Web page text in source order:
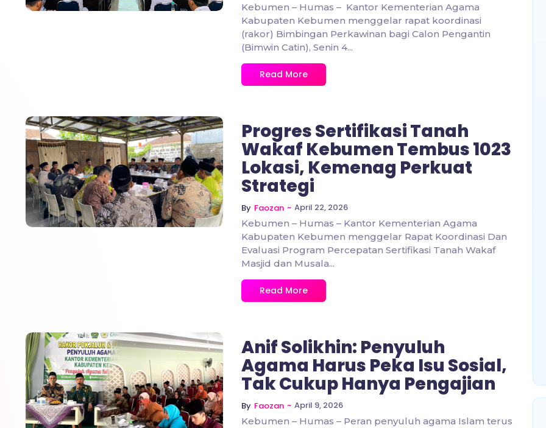
Kebumen – Humas – Kantor Kementerian Agama
Kabupaten Kebumen menggelar rapat koordinasi
(rakor) Bimbingan Perkawinan bagi Calon Pengantin
(Bimwin Catin), Senin 4...
Read More
No Comments
Progres Sertifikasi Tanah
Wakaf Kebumen Tembus 1023
Lokasi, Kemenag Perkuat
Strategi
By Faozan ~ April 22, 2026
Kebumen – Humas – Kantor Kementerian Agama
Kabupaten Kebumen menggelar Rapat Koordinasi Dan
Evaluasi Program Percepatan Sertifikasi Tanah Wakaf
Masjid dan Musala...
Read More
No Comments
Anif Solikhin: Penyuluh
Agama Harus Peka Isu Sosial,
Tak Cukup Hanya Pengajian
By Faozan ~ April 9, 2026
Kebumen – Humas – Peran penyuluh agama Islam terus